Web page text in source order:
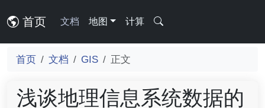
首页 文档 地图 计算
首页 文档 GIS 正文
浅谈地理信息系统数据的